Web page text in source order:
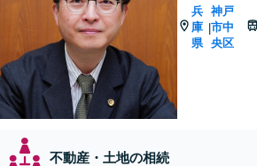
兵
庫
県
|
神戸
市中
央区
不動産・土地の相続